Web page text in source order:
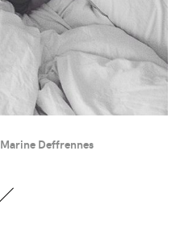
Marine Deffrennes